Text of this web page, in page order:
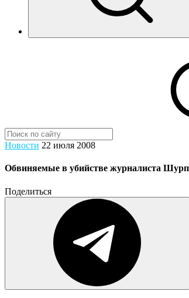
Новости 22 июля 2008
Обвиняемые в убийстве журналиста
Поделиться